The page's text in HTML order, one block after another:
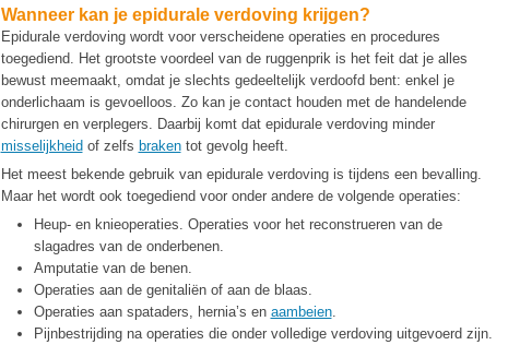
Wanneer kan je epidurale verdoving krijgen?
Epidurale verdoving wordt voor verscheidene operaties en procedures
toegediend. Het grootste voordeel van de ruggenprik is het feit dat je alles
bewust meemaakt, omdat je slechts gedeeltelijk verdoofd bent: enkel je
onderlichaam is gevoelloos. Zo kan je contact houden met de handelende
chirurgen en verplegers. Daarbij komt dat epidurale verdoving minder
misselijkheid of zelfs brakentot gevolg heeft.
Het meest bekende gebruik van epidurale verdoving is tijdens een bevalling.
Maar het wordt ook toegediend voor onder andere de volgende operaties:
Heup- en knieoperaties. Operaties voor het reconstrueren van de
slagadres van de onderbenen.
Amputatie van de benen.
Operaties aan de genitaliën of aan de blaas.
Operaties aan spataders, hernia’s en aambeien.
Pijnbestrijding na operaties die onder volledige verdoving uitgevoerd zijn.